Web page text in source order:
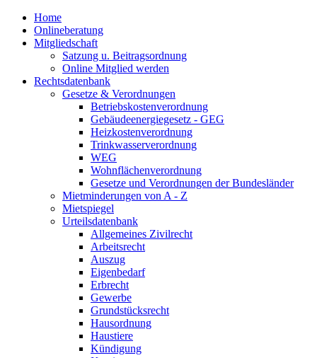
Home
Onlineberatung
Mitgliedschaft
Satzung u. Beitragsordnung
Online Mitglied werden
Rechtsdatenbank
Gesetze & Verordnungen
Betriebskostenverordnung
Gebäudeenergiegesetz - GEG
Heizkostenverordnung
Trinkwasserverordnung
WEG
Wohnflächenverordnung
Gesetze und Verordnungen der Bundesländer
Mietminderungen von A - Z
Mietspiegel
Urteilsdatenbank
Allgemeines Zivilrecht
Arbeitsrecht
Auszug
Eigenbedarf
Erbrecht
Gewerbe
Grundstücksrecht
Hausordnung
Haustiere
Kündigung